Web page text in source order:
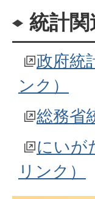
統計
政府統
ンク）
総務省
にいが
リンク）